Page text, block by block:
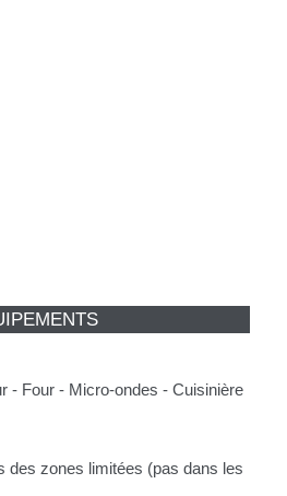
- Four - Micro-ondes - Cuisinière
des zones limitées (pas dans les